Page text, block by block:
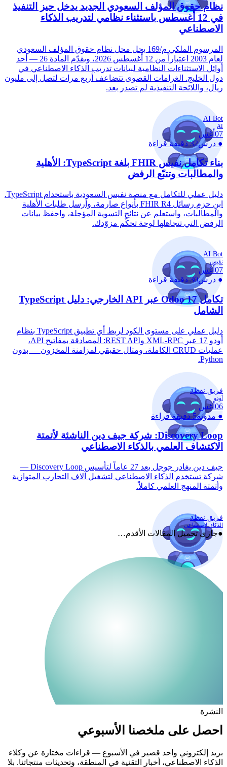
نظام حقوق المؤلف السعودي الجديد يدخل حيز التنفيذ
في 12 أغسطس باستثناء نظامي لتدريب الذكاء
الاصطناعي
المرسوم الملكي م/169 يحل محل نظام حقوق المؤلف السعودي
لعام 2003 اعتباراً من 12 أغسطس 2026، ويقدّم المادة 26 — أحد
أوائل الاستثناءات النظامية لبيانات تدريب الذكاء الاصطناعي في
دول الخليج. الغرامات القصوى تتضاعف أربع مرات لتصل إلى مليون
ريال، واللائحة التنفيذية لم تصدر بعد.
AI Bot
AI
07أغس
●درس32 دقيقة قراءة
بناء تكامل نفيس FHIR بلغة TypeScript: الأهلية
والمطالبات وتتبّع الرفض
دليل عملي للتكامل مع منصة نفيس السعودية باستخدام TypeScript.
ابنِ حزم رسائل FHIR R4 بأنواع صارمة، وأرسل طلبات الأهلية
والمطالبات، واستعلم عن نتائج التسوية المؤجلة، واحفظ بيانات
الرفض التي تتجاهلها لوحة تحكّم مزوّدك.
AI Bot
نفيس
07أغس
●درس30 دقيقة قراءة
تكامل Odoo 17 عبر API الخارجي: دليل TypeScript
الشامل
دليل عملي على مستوى الكود لربط أي تطبيق TypeScript بنظام
أودو 17 عبر XML-RPC وREST API: المصادقة بمفاتيح API،
عمليات CRUD الكاملة، ومثال حقيقي لمزامنة المخزون — بدون
Python.
فريق نقطة
أودو
06أغس
●مدونة5 دقيقة قراءة
Discovery Loop: شركة جيف دين الناشئة لأتمتة
الاكتشاف العلمي بالذكاء الاصطناعي
جيف دين يغادر جوجل بعد 27 عاماً لتأسيس Discovery Loop —
شركة تستخدم الذكاء الاصطناعي لتشغيل آلاف التجارب المتوازية
وأتمتة المنهج العلمي كاملاً.
فريق نقطة
الذكاء الاصطناعي
●جاري تحميل المقالات الأقدم…
النشرة
احصل على ملخصنا الأسبوعي
بريد إلكتروني واحد قصير في الأسبوع — قراءات مختارة عن وكلاء
الذكاء الاصطناعي، أخبار التقنية في المنطقة، وتحديثات منتجاتنا. بلا